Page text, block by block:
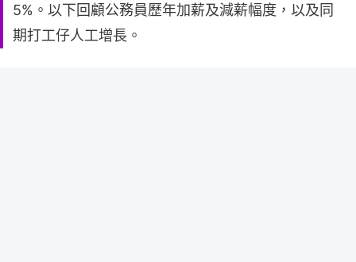
5%。以下回顧公務員歷年加薪及減薪幅度，以及同
期打工仔人工增長。